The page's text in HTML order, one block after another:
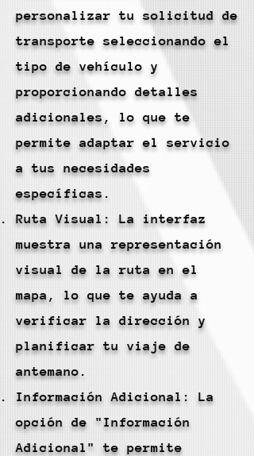
personalizar tu solicitud de
transporte seleccionando el
tipo de vehículo y
proporcionando detalles
adicionales, lo que te
permite adaptar el servicio
a tus necesidades
específicas.
Ruta Visual: La interfaz
muestra una representación
visual de la ruta en el
mapa, lo que te ayuda a
verificar la dirección y
planificar tu viaje de
antemano.
Información Adicional: La
opción de "Información
Adicional" te permite